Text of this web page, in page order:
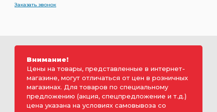
Заказать звонок
Внимание!
Цены на товары, представленные в интернет-
магазине, могут отличаться от цен в розничных
магазинах. Для товаров по специальному
предложению (акция, спецпредложение и т.д.)
цена указана на условиях самовывоза со